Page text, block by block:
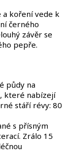
a koření vede k
černého
závěr se
pepře.
půdy na
které nabízejí
stáří révy: 80
s přísným
Zrálo 15